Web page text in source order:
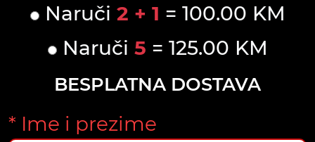
Naruči 2 + 1 = 100.00 KM
Naruči 5 = 125.00 KM
BESPLATNA DOSTAVA
* Ime i prezime